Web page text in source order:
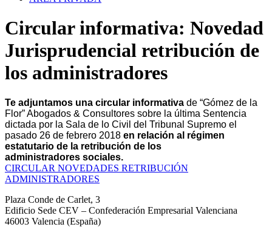
Circular informativa: Novedad
Jurisprudencial retribución de
los administradores
Te adjuntamos una circular informativa de “Gómez de la
Flor” Abogados & Consultores sobre la última Sentencia
dictada por la Sala de lo Civil del Tribunal Supremo el
pasado 26 de febrero 2018 en relación al régimen
estatutario de la retribución de los
administradores sociales.
CIRCULAR NOVEDADES RETRIBUCIÓN
ADMINISTRADORES
Plaza Conde de Carlet, 3
Edificio Sede CEV – Confederación Empresarial Valenciana
46003 Valencia (España)